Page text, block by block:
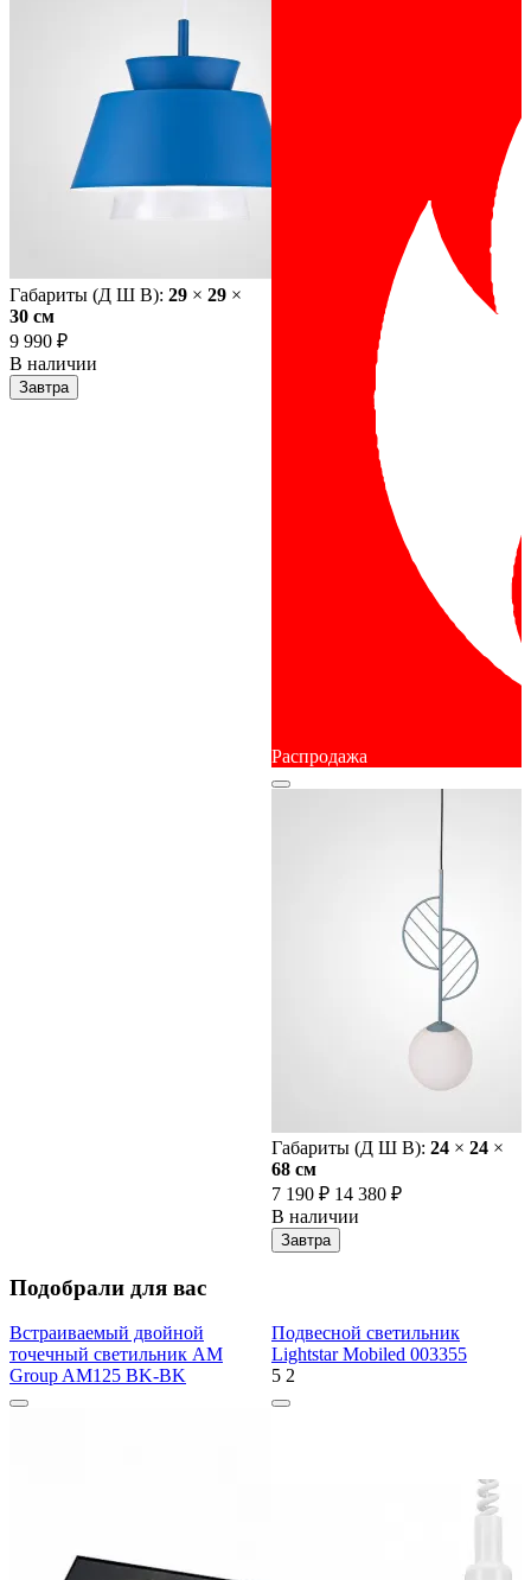
Габариты (Д Ш В): 29 × 29 ×
30 cм
9 990 ₽
В наличии
Завтра
Распродажа
Габариты (Д Ш В): 24 × 24 ×
68 cм
7 190 ₽ 14 380 ₽
В наличии
Завтра
Подобрали для вас
Встраиваемый двойной
точечный светильник AM
Group AM125 BK-BK
Подвесной светильник
Lightstar Mobiled 003355
5 2